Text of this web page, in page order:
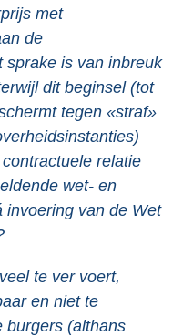
met
de
sprake is van inbreuk
dit beginsel (tot
tegen «straf»
relatie
wet- en
invoering van de Wet
te ver voert,
en niet te
burgers (althans